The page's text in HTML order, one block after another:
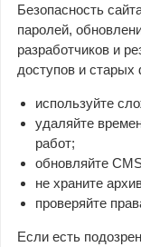
Безопасность
паролей,
разработчиков и
доступов и
используйте
удаляйте
работ;
обновляйте
не храните
проверяйте
Если есть